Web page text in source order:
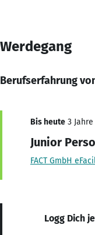
Werdegang
Berufserfahrung
Bis heute 3
Junior
FACT GmbH
Logg Dich